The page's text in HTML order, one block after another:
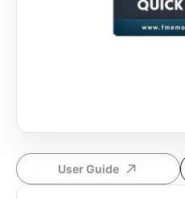
User Guide